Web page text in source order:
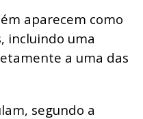
aparecem como
incluindo uma
a uma das
segundo a